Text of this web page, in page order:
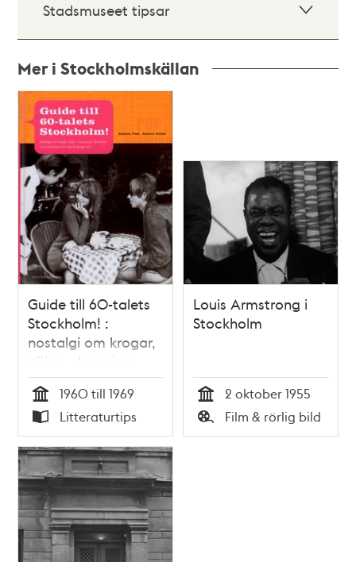
Stadsmuseet tipsar
Mer i Stockholmskällan
Relaterade
poster
och
teman
Guide till 60-talets
Stockholm! :
nostalgi om krogar,
nöjen, shopping,
händelser och
människor för inte
så länge sen /
Anders Post, Anders
Gunér
Tid
1960 till 1969
Typ
Litteraturtips
Louis Armstrong i
Stockholm
Tid
2 oktober 1955
Typ
Film & rörlig bild